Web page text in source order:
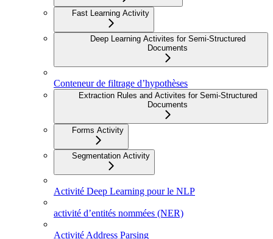
Fast Learning Activity
Deep Learning Activites for Semi-Structured
Documents
Conteneur de filtrage d’hypothèses
Extraction Rules and Activites for Semi-Structured
Documents
Forms Activity
Segmentation Activity
Activité Deep Learning pour le NLP
activité d’entités nommées (NER)
Activité Address Parsing